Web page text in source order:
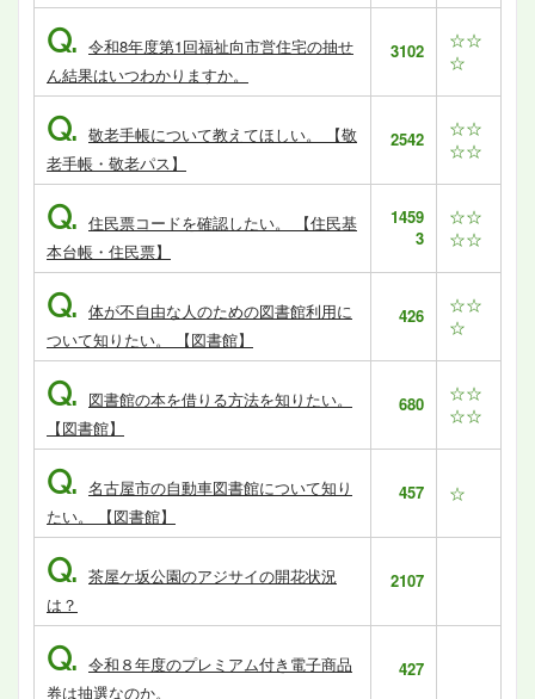
Q. 令和8年度第1回福祉向市営住宅の抽せ
ん結果はいつわかりますか。
3102
☆☆
☆
Q. 敬老手帳について教えてほしい。 【敬
老手帳・敬老パス】
2542
☆☆
☆☆
Q. 住民票コードを確認したい。 【住民基
本台帳・住民票】
1459
3
☆☆
☆☆
Q. 体が不自由な人のための図書館利用に
ついて知りたい。 【図書館】
426
☆☆
☆
Q. 図書館の本を借りる方法を知りたい。
【図書館】
680
☆☆
☆☆
Q. 名古屋市の自動車図書館について知り
たい。 【図書館】
457 ☆
Q. 茶屋ケ坂公園のアジサイの開花状況
は？
2107
Q. 令和８年度のプレミアム付き電子商品
券は抽選なのか。
427